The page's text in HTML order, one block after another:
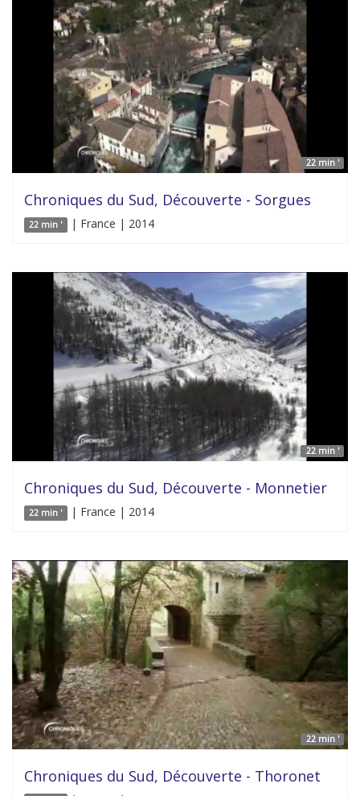
22 min '
Chroniques du Sud, Découverte - Sorgues
22 min ' | France | 2014
22 min '
Chroniques du Sud, Découverte - Monnetier
22 min ' | France | 2014
22 min '
Chroniques du Sud, Découverte - Thoronet